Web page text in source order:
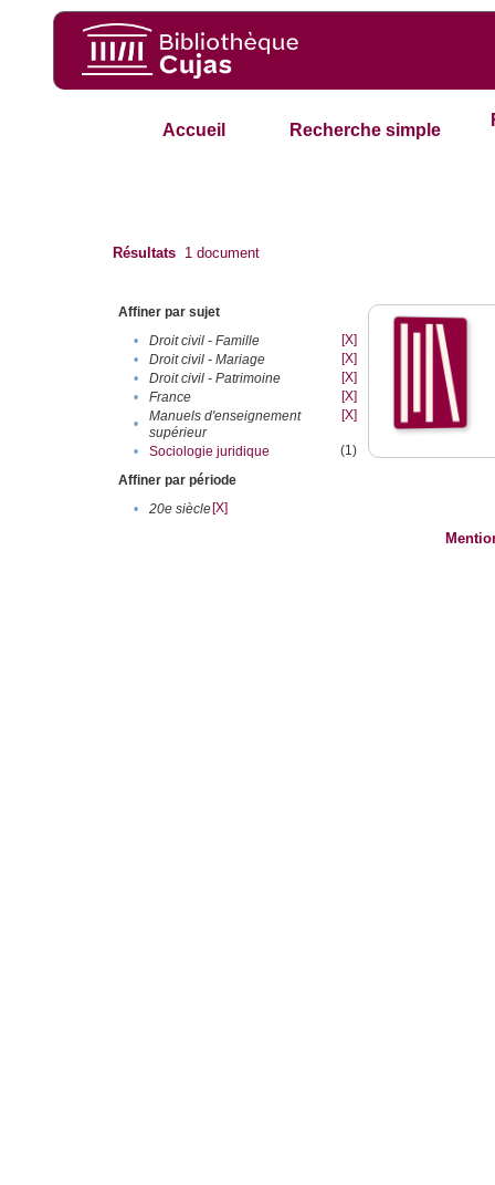
Accueil Recherche simple
Résultats 1 document
Affiner par sujet
•
Droit civil - Famille
[X]
•
Droit civil - Mariage
[X]
•
Droit civil - Patrimoine
[X]
•
France
[X]
•
Manuels d'enseignement
supérieur
[X]
• Sociologie juridique
(1)
Affiner par période
•
20e siècle[X]